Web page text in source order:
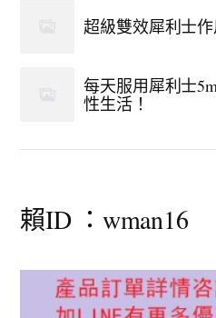
超級雙效犀利士
每天服用犀利士
性生活！
賴ID ：wman16